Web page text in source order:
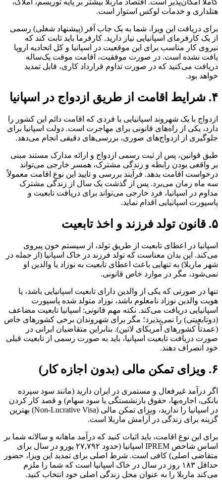
کاملاً امکان‌پذیر است. اقتصاد ماربلا بیشتر بر پایه توریسم، املاک،
هتلداری و خدمات لوکس استوار است.
برای دریافت این ویزا، شما به یک جاب آفر (پیشنهاد شغلی) رسمی
از یک کارفرمای اسپانیایی نیاز دارید. کارفرما باید ثابت کند که
نیروی کار مناسب برای این موقعیت در اسپانیا و کل اتحادیه اروپا
یافت نشده است. در صورت موفقیت، اقامت موقت یک‌ساله
دریافت می‌کنید که در صورت تداوم قرارداد کاری، قابل تمدید
خواهد بود.
۴. شرایط اقامت از طریق ازدواج در اسپانیا
ازدواج با یک شهروند اسپانیایی یا فردی که اقامت دائم این کشور را
دارد، یکی از راه‌های قانونی برای مهاجرت است. دولت اسپانیا برای
جلوگیری از ازدواج‌های صوری، بررسی‌های دقیقی انجام می‌دهد.
طبق قوانین، پس از ثبت رسمی ازدواج و ارائه مدارک مستند مبنی
بر واقعی بودن رابطه و زندگی مشترک، همسر خارجی می‌تواند
درخواست اقامت بدهد. فرآیند بررسی و تایید این نوع اقامت معمولاً
سه ماه زمان می‌برد. پس از گذشت یک سال از زندگی مشترک
مداوم در اسپانیا، فرد خارجی می‌تواند برای دریافت تابعیت و
پاسپورت اسپانیایی اقدام نماید.
۵. قانون تولد فرزند و اخذ تابعیت
اسپانیا در اعطای تابعیت از طریق تولد، از سیستم خون پیروی
می‌کند. این بدان معناست که تولد فرزند در خاک اسپانیا (از جمله در
شهر ماربلا) به تنهایی باعث اعطای تابعیت به نوزاد یا والدین او
نمی‌شود، مگر در موارد خاص قانونی.
تنها در صورتی که یکی از والدین دارای تابعیت اسپانیایی باشد، یا
هویت والدین نوزاد نامعلوم باشد، نوزاد متولد شده پاسپورت
اسپانیایی دریافت می‌کند. نکته مهم قانونی: اسپانیا تابعیت مضاعف
(دوتابعیتی) را نمی‌پذیرد؛ مگر برای شهروندان برخی کشورهای خاص
(عمدتاً کشورهای آمریکای لاتین). بنابراین متقاضیان ایرانی در
صورت دریافت تابعیت اسپانیا، باید به صورت رسمی از تابعیت قبلی
خود انصراف دهند.
۶. ویزای تمکن مالی (بدون اجازه کار)
اگر درآمد غیرفعال و مستمری در ایران دارید (مانند سود سپرده
بانکی، اجاره‌بها، حقوق بازنشستگی یا سود سهام) و قصد کار کردن
در اسپانیا را ندارید، ویزای تمکن مالی (Non-Lucrative Visa) بهترین
گزینه برای زندگی در آرامش ماربلا است.
برای این نوع اقامت، باید اثبات کنید که درآمد ماهانه و سالانه شما بر
اساس شاخص IPREM اسپانیا (حدود ۲۷,۷۹۲ یورو در سال برای
متقاضی اصلی) کافی است. شرط اصلی برای تمدید این ویزا، حضور
حداقل ۱۸۳ روز در سال در خاک اسپانیا است که شما را ملزم
می‌کند ماربلا را به عنوان محل زندگی اصلی خود انتخاب کنید.